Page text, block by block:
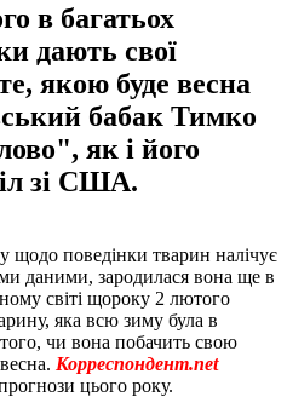
в багатьох
дають свої
якою буде весна
бабак Тимко
як і його
зі США.
щодо поведінки тварин налічує
даними, зародилася вона ще в
світі щороку 2 лютого
яка всю зиму була в
того, чи вона побачить свою
Корреспондент.net
цього року.